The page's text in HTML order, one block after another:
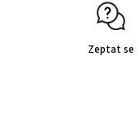
Zeptat se